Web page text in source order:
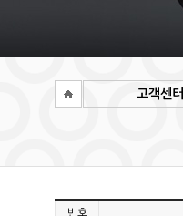
고객센터
번호